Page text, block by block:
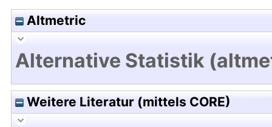
Altmetric
Alternative Statistik
Weitere Literatur (mittels CORE)